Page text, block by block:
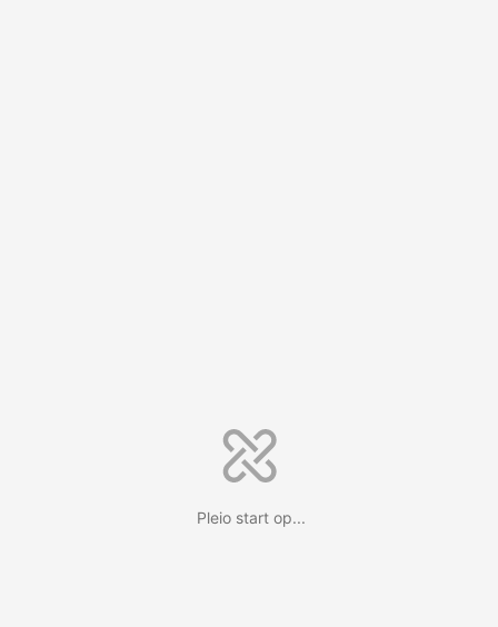
Pleio start op...